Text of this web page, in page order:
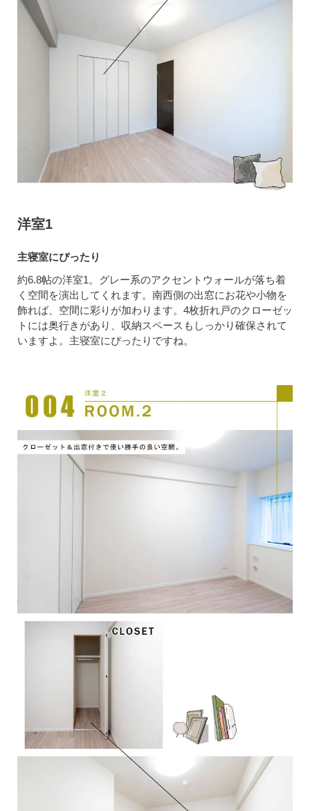
洋室1
主寝室にぴったり
約6.8帖の洋室1。グレー系のアクセントウォールが落ち着
く空間を演出してくれます。南西側の出窓にお花や小物を
飾れば、空間に彩りが加わります。4枚折れ戸のクローゼッ
トには奥行きがあり、収納スペースもしっかり確保されて
いますよ。主寝室にぴったりですね。